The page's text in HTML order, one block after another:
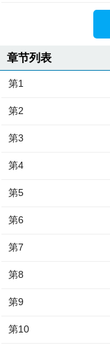
章节列表
第1
第2
第3
第4
第5
第6
第7
第8
第9
第10